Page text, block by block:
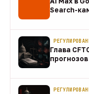
Search-
Глава